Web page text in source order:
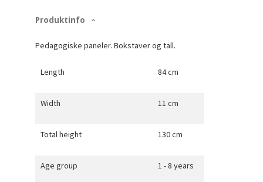
Produktinfo
Pedagogiske paneler. Bokstaver og tall.
Length 84 cm
Width 11 cm
Total height 130 cm
Age group 1 - 8 years